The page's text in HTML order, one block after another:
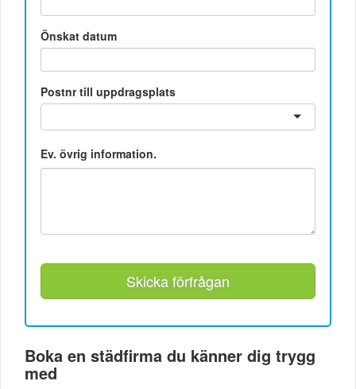
Önskat datum
Postnr till uppdragsplats
Ev. övrig information.
Skicka förfrågan
Boka en städfirma du känner dig trygg
med